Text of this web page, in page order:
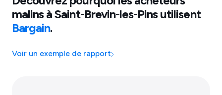
malins àSaint-Brevin-les-Pinsutilisent
Bargain.
Voir un exemple de rapport